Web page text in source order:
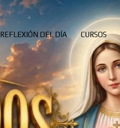
REFLEXIÓN DEL DÍA CURSOS